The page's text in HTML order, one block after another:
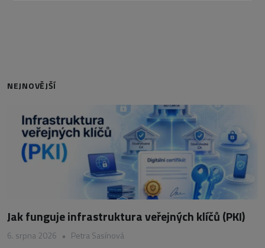
NEJNOVĚJŠÍ
Jak funguje infrastruktura veřejných klíčů (PKI)
6. srpna 2026 • Petra Sasínová